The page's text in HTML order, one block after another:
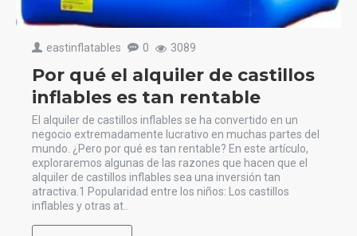
eastinflatables 0 3089
Por qué el alquiler de castillos
inflables es tan rentable
El alquiler de castillos inflables se ha convertido en un
negocio extremadamente lucrativo en muchas partes del
mundo. ¿Pero por qué es tan rentable? En este artículo,
exploraremos algunas de las razones que hacen que el
alquiler de castillos inflables sea una inversión tan
atractiva.1 Popularidad entre los niños: Los castillos
inflables y otras at..